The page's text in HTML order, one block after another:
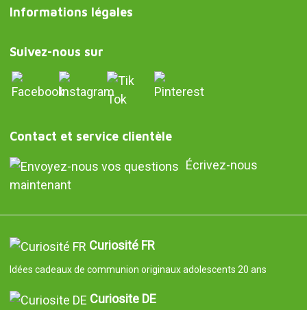
Informations légales
Suivez-nous sur
Contact et service clientèle
Écrivez-nous
maintenant
Curiosité FR
Idées cadeaux de communion originaux adolescents 20 ans
Curiosite DE